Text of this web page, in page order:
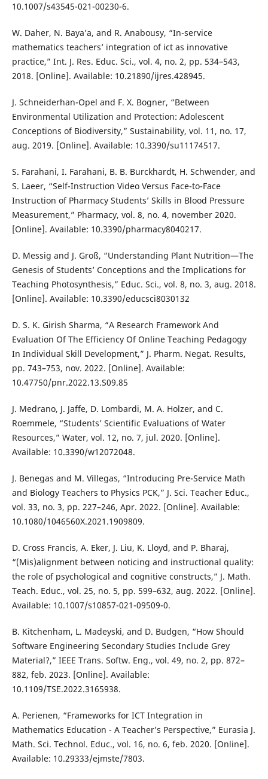
10.1007/s43545-021-00230-6.
W. Daher, N. Baya’a, and R. Anabousy, “In-service
mathematics teachers’ integration of ict as innovative
practice,” Int. J. Res. Educ. Sci., vol. 4, no. 2, pp. 534–543,
2018. [Online]. Available: 10.21890/ijres.428945.
J. Schneiderhan-Opel and F. X. Bogner, “Between
Environmental Utilization and Protection: Adolescent
Conceptions of Biodiversity,” Sustainability, vol. 11, no. 17,
aug. 2019. [Online]. Available: 10.3390/su11174517.
S. Farahani, I. Farahani, B. B. Burckhardt, H. Schwender, and
S. Laeer, “Self-Instruction Video Versus Face-to-Face
Instruction of Pharmacy Students’ Skills in Blood Pressure
Measurement,” Pharmacy, vol. 8, no. 4, november 2020.
[Online]. Available: 10.3390/pharmacy8040217.
D. Messig and J. Groß, “Understanding Plant Nutrition—The
Genesis of Students’ Conceptions and the Implications for
Teaching Photosynthesis,” Educ. Sci., vol. 8, no. 3, aug. 2018.
[Online]. Available: 10.3390/educsci8030132
D. S. K. Girish Sharma, “A Research Framework And
Evaluation Of The Efficiency Of Online Teaching Pedagogy
In Individual Skill Development,” J. Pharm. Negat. Results,
pp. 743–753, nov. 2022. [Online]. Available:
10.47750/pnr.2022.13.S09.85
J. Medrano, J. Jaffe, D. Lombardi, M. A. Holzer, and C.
Roemmele, “Students’ Scientific Evaluations of Water
Resources,” Water, vol. 12, no. 7, jul. 2020. [Online].
Available: 10.3390/w12072048.
J. Benegas and M. Villegas, “Introducing Pre-Service Math
and Biology Teachers to Physics PCK,” J. Sci. Teacher Educ.,
vol. 33, no. 3, pp. 227–246, Apr. 2022. [Online]. Available:
10.1080/1046560X.2021.1909809.
D. Cross Francis, A. Eker, J. Liu, K. Lloyd, and P. Bharaj,
“(Mis)alignment between noticing and instructional quality:
the role of psychological and cognitive constructs,” J. Math.
Teach. Educ., vol. 25, no. 5, pp. 599–632, aug. 2022. [Online].
Available: 10.1007/s10857-021-09509-0.
B. Kitchenham, L. Madeyski, and D. Budgen, “How Should
Software Engineering Secondary Studies Include Grey
Material?,” IEEE Trans. Softw. Eng., vol. 49, no. 2, pp. 872–
882, feb. 2023. [Online]. Available:
10.1109/TSE.2022.3165938.
A. Perienen, “Frameworks for ICT Integration in
Mathematics Education - A Teacher’s Perspective,” Eurasia J.
Math. Sci. Technol. Educ., vol. 16, no. 6, feb. 2020. [Online].
Available: 10.29333/ejmste/7803.